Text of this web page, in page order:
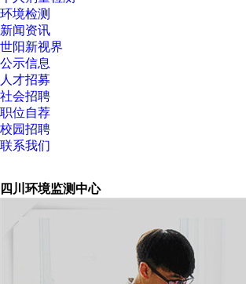
环境检测
新闻资讯
世阳新视界
公示信息
人才招募
社会招聘
职位自荐
校园招聘
联系我们
四川环境监测中心